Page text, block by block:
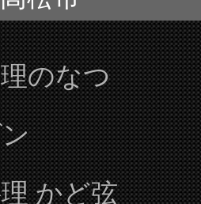
上 ステーションビ
宇多津町
多津店